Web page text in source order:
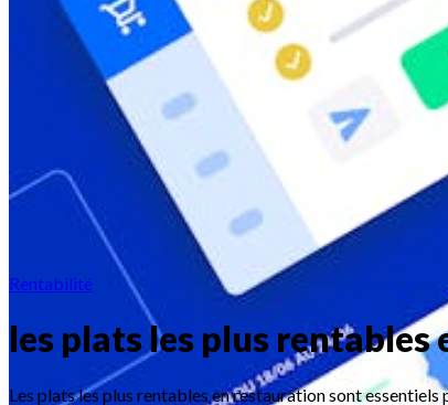
Rentabilité
les plats les plus
Les plats les plus rentables en restauration sont